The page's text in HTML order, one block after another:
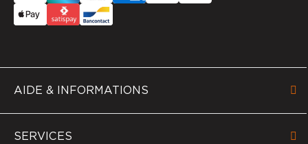
AIDE & INFORMATIONS
SERVICES